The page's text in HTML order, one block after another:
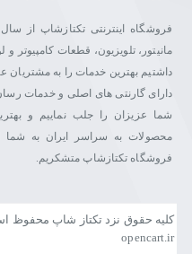
مانیتور، تلویزیون، قطعات
داشتیم بهترین خدمات را به مشتریان
دارای گارنتی های اصلی و خدمات
شما عزیزان را جلب نماییم و
محصولات به سراسر ایران به شما
فروشگاه تکتازشاپ متشکریم.
کلیه حقوق نزد تکتاز شاپ
opencart.ir